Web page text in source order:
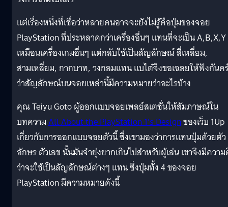
แต่เรื่องหนึ่งที่เชื่อว่าหลายคนอาจจะยังไม่รู้คือปุ่มของจอย
PlayStation ที่ประหลาดกว่าเครื่องอื่นๆ แทนที่จะเป็น A,B,X,Y
เหมือนเครื่องเกมอื่นๆ แต่กลับใช้เป็นสัญลักษณ์ สี่เหลี่ยม,
สามเหลี่ยม, กากบาท, วงกลมแทน แบไต๋จึงขอเฉลยให้ฟังกันค
ว่าสัญลักษณ์บนจอยเหล่านี้มีความหมายว่าอะไรบ้าง
คุณ Teiyu Goto ผู้ออกแบบจอยเพลย์สเตชั่นให้สัมภาษณ์ใน
บทความAll About the PlayStation 1’s Designของเว็บ 1Up
เกี่ยวกับการออกแบบจอยตัวนี้ ซึ่งเขามองว่าการแทนปุ่มด้วยตัว
อักษร ตัวเลข นั้นมันจำยุ่งยากเกินไปสำหรับผู้เล่น เขาจึงมีควา
ว่าจะใช้เป็นลัญลักษณ์ต่างๆ แทน ซึ่งปุ่มทั้ง 4 ของจอย
PlayStation มีความหมายดังนี้